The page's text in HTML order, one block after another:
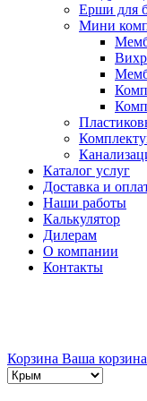
Ерши для
Мини
Каталог услуг
Доставка и
Наши работы
Калькулятор
Дилерам
О компании
Контакты
Корзина Ваша